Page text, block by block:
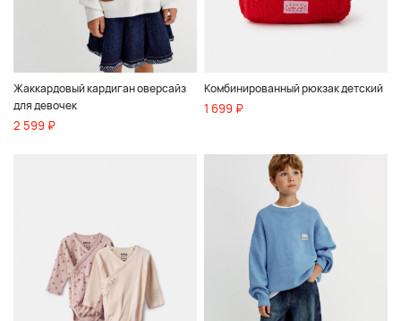
Жаккардовый кардиган оверсайз
для девочек
2 599 ₽
Комбинированный рюкзак детский
1 699 ₽